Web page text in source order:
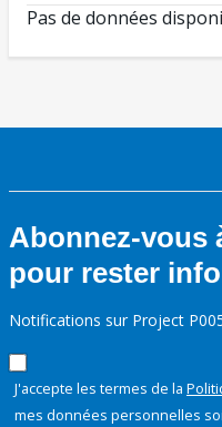
Pas de données
Abonnez-vous
pour rester
Notifications sur Project
J'accepte les termes de la
mes données personnelles